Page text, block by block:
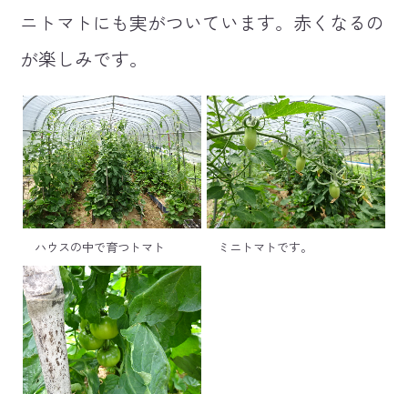
ニトマトにも実がついています。赤くなるの
が楽しみです。
ハウスの中で育つトマト ミニトマトです。